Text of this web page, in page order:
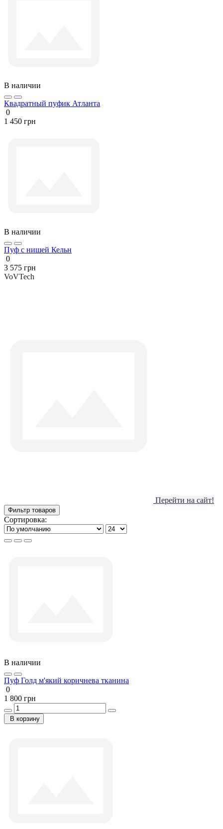
В наличии
Квадратный пуфик Атланта
0
1 450 грн
В наличии
Пуф с нишей Кельн
0
3 575 грн
VoVTech
Перейти на сайт!
Фильтр товаров
Сортировка:
В наличии
Пуф Голд м'який коричнева тканина
0
1 800 грн
В корзину